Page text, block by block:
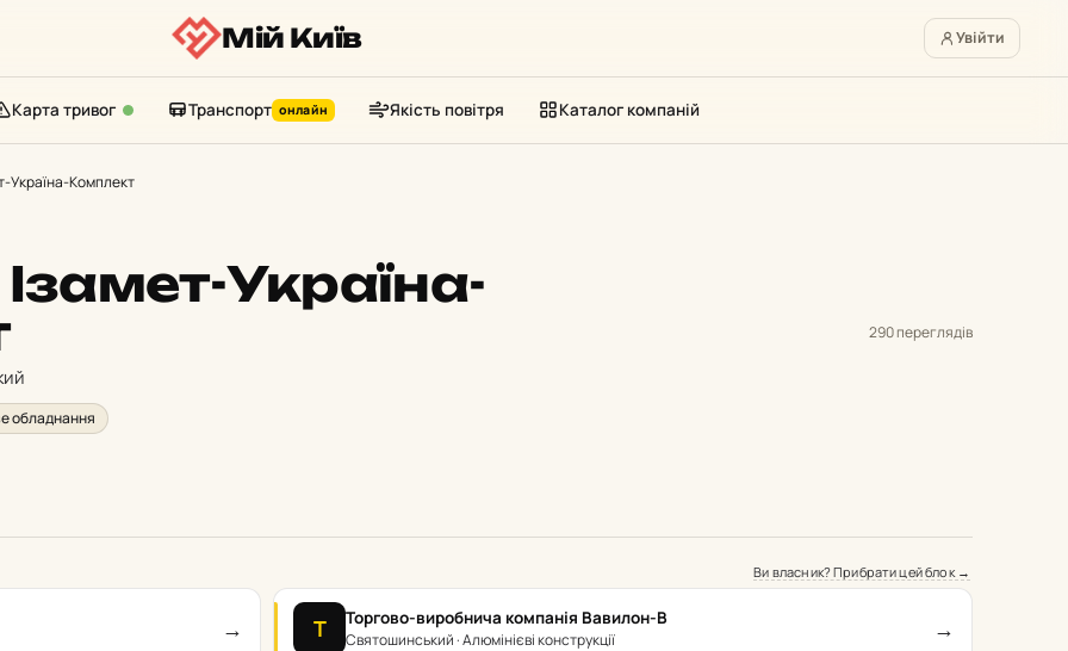
Мій Київ Увійти
Карта тривог Транспорт онлайн Якість повітря Каталог компаній
Україна-Комплект
Україна-
обладнання
290 переглядів
Ви власник? Прибрати цей блок →
→ Т Торгово-виробнича компанія Вавилон-В
Святошинський · Алюмінієві конструкції →